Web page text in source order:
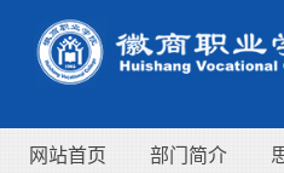
网站首页 部门简介